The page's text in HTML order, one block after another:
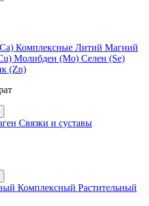
Комплексные Литий Магний
Молибден (Мо) Селен (Se)
(Zn)
Связки и суставы
Комплексный Растительный